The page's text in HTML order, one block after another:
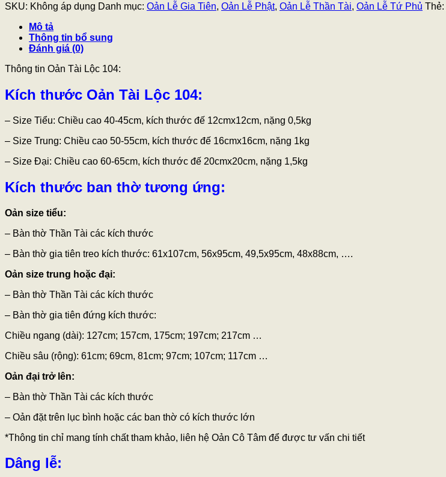
SKU: Không áp dụng Danh mục: Oản Lễ Gia Tiên, Oản Lễ Phật, Oản Lễ Thần Tài, Oản Lễ Tứ Phủ Thẻ:
Mô tả
Thông tin bổ sung
Đánh giá (0)
Thông tin Oản Tài Lộc 104:
Kích thước Oản Tài Lộc 104:
– Size Tiểu: Chiều cao 40-45cm, kích thước đế 12cmx12cm, nặng 0,5kg
– Size Trung: Chiều cao 50-55cm, kích thước đế 16cmx16cm, nặng 1kg
– Size Đại: Chiều cao 60-65cm, kích thước đế 20cmx20cm, nặng 1,5kg
Kích thước ban thờ tương ứng:
Oản size tiểu:
– Bàn thờ Thần Tài các kích thước
– Bàn thờ gia tiên treo kích thước: 61x107cm, 56x95cm, 49,5x95cm, 48x88cm, ….
Oản size trung hoặc đại:
– Bàn thờ Thần Tài các kích thước
– Bàn thờ gia tiên đứng kích thước:
Chiều ngang (dài): 127cm; 157cm, 175cm; 197cm; 217cm …
Chiều sâu (rộng): 61cm; 69cm, 81cm; 97cm; 107cm; 117cm …
Oản đại trở lên:
– Bàn thờ Thần Tài các kích thước
– Oản đặt trên lục bình hoặc các ban thờ có kích thước lớn
*Thông tin chỉ mang tính chất tham khảo, liên hệ Oản Cô Tâm để được tư vấn chi tiết
Dâng lễ: